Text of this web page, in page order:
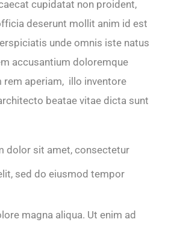
cupidatat non proident,
deserunt mollit anim id est
unde omnis iste natus
accusantium doloremque
rem aperiam, illo inventore
beatae vitae dicta sunt
dolor sit amet, consectetur
sed do eiusmod tempor
magna aliqua. Ut enim ad